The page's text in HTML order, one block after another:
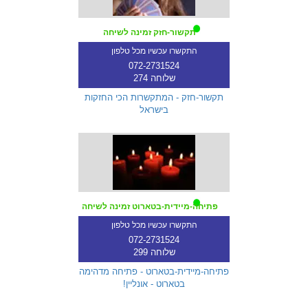
תקשור-חזק זמינה לשיחה
התקשרו עכשיו מכל טלפון
072-2731524
שלוחה 274
תקשור-חזק - המתקשרות הכי החזקות
בישראל
פתיחה-מיידית-בטארוט זמינה לשיחה
התקשרו עכשיו מכל טלפון
072-2731524
שלוחה 299
פתיחה-מיידית-בטארוט - פתיחה מדהימה
בטארוט - אונליין!